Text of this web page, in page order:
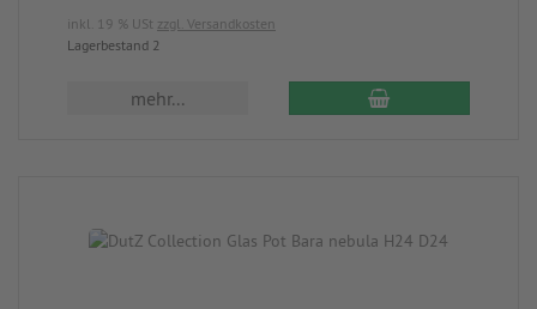
inkl. 19 % USt zzgl. Versandkosten
Lagerbestand 2
mehr...